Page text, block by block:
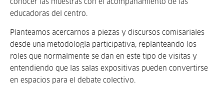
conocer las muestras con el acompañamiento de las
educadoras del centro.
Planteamos acercarnos a piezas y discursos comisariales
desde una metodología participativa, replanteando los
roles que normalmente se dan en este tipo de visitas y
entendiendo que las salas expositivas pueden convertirse
en espacios para el debate colectivo.